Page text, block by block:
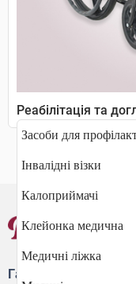
Реабілітація та
Засоби для
Інвалідні візки
Калоприймачі
Клейонка медична
Медичні ліжка
Гаряча лінія